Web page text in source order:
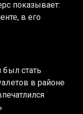
показывает:
в его
стать
в районе